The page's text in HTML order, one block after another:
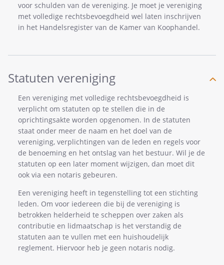
voor schulden van de vereniging. Je moet je vereniging
met volledige rechtsbevoegdheid wel laten inschrijven
in het Handelsregister van de Kamer van Koophandel.
Statuten vereniging
Een vereniging met volledige rechtsbevoegdheid is
verplicht om statuten op te stellen die in de
oprichtingsakte worden opgenomen. In de statuten
staat onder meer de naam en het doel van de
vereniging, verplichtingen van de leden en regels voor
de benoeming en het ontslag van het bestuur. Wil je de
statuten op een later moment wijzigen, dan moet dit
ook via een notaris gebeuren.
Een vereniging heeft in tegenstelling tot een stichting
leden. Om voor iedereen die bij de vereniging is
betrokken helderheid te scheppen over zaken als
contributie en lidmaatschap is het verstandig de
statuten aan te vullen met een huishoudelijk
reglement. Hiervoor heb je geen notaris nodig.